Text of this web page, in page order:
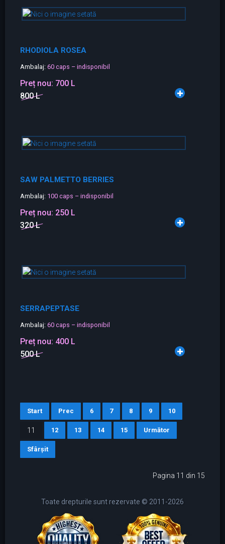
RHODIOLA ROSEA
Ambalaj: 60 caps – indisponibil
Preț nou: 700 L
800 L
SAW PALMETTO BERRIES
Ambalaj: 100 caps – indisponibil
Preț nou: 250 L
320 L
SERRAPEPTASE
Ambalaj: 60 caps – indisponibil
Preț nou: 400 L
500 L
Start Prec 6 7 8 9 10
11 12 13 14 15 Următor
Sfârșit
Pagina 11 din 15
Toate drepturile sunt rezervate © 2011-2026